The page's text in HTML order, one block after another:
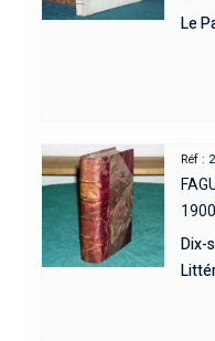
Le
Réf :
1900
Dix-